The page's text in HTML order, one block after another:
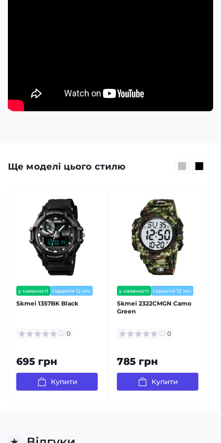
Ще моделі цього стилю
у наявності гарантія 12 міс
Skmei 1357BK Black
0
695 грн
Купити
у наявності
гарантія 12 міс
залишилось мало
Skmei 2322CMGN Camo
Green
0
785 грн
Купити